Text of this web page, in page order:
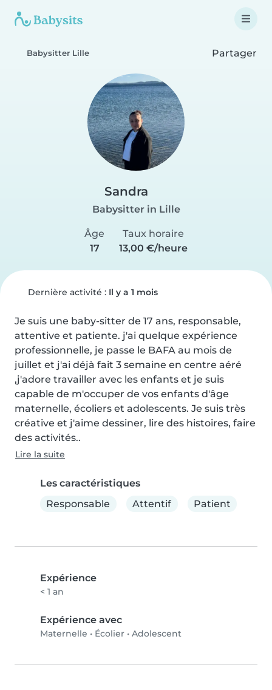
Babysitter Lille Partager
Sandra
Babysitter in Lille
Âge
17
Taux horaire
13,00 €/heure
Dernière activité : Il y a 1 mois
Je suis une baby-sitter de 17 ans, responsable,
attentive et patiente. j'ai quelque expérience
professionnelle, je passe le BAFA au mois de
juillet et j'ai déjà fait 3 semaine en centre aéré
,j'adore travailler avec les enfants et je suis
capable de m'occuper de vos enfants d'âge
maternelle, écoliers et adolescents. Je suis très
créative et j'aime dessiner, lire des histoires, faire
des activités..
Lire la suite
Les caractéristiques
Responsable
Attentif Patient
Expérience
< 1 an
Expérience avec
Maternelle • Écolier • Adolescent